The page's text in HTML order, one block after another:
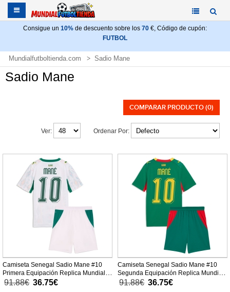
Consigue un 10% de descuento sobre los 70 €, Código de cupón:
FUTBOL
Mundialfutboltienda.com Sadio Mane
Sadio Mane
COMPARAR PRODUCTO (0)
Ordenar Por:
Ver:
Camiseta Senegal Sadio Mane #10
Primera Equipación Replica Mundial
2026 para niños mangas cortas (+
91.88€ 36.75€
Camiseta Senegal Sadio Mane #10
Segunda Equipación Replica Mundial
2026 para niños mangas cortas (+
91.88€ 36.75€